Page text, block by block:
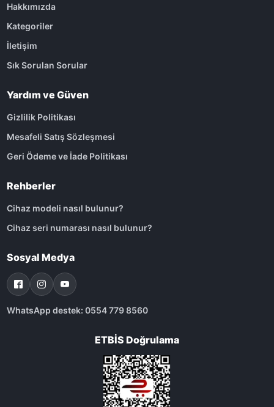
Hakkımızda
Kategoriler
İletişim
Sık Sorulan Sorular
Yardım ve Güven
Gizlilik Politikası
Mesafeli Satış Sözleşmesi
Geri Ödeme ve İade Politikası
Rehberler
Cihaz modeli nasıl bulunur?
Cihaz seri numarası nasıl bulunur?
Sosyal Medya
WhatsApp destek: 0554 779 8560
ETBİS Doğrulama